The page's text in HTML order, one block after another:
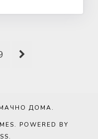
ДОМА.
. POWERED BY
.